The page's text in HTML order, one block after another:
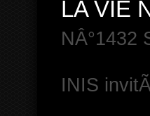
LA VIE
NÂ°1432
INIS